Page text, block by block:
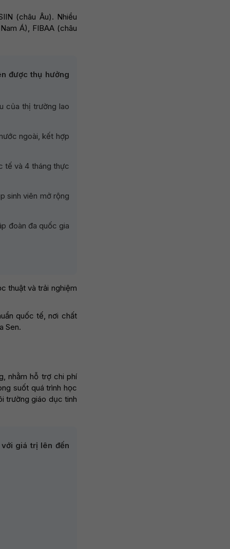
(châu Âu). Nhiều
Á), FIBAA (châu
được thụ hưởng
của thị trường lao
ngoài, kết hợp
tế và 4 tháng thực
sinh viên mở rộng
đoàn đa quốc gia
thuật và trải nghiệm
quốc tế, nơi chất
Sen.
nhằm hỗ trợ chi phí
suốt quá trình học
trường giáo dục tinh
giá trị lên đến